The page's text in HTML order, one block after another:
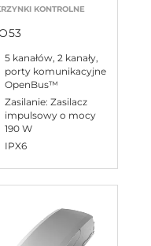
KONTROLNE
5 kanałów, 2 kanały,
porty komunikacyjne
OpenBus™
Zasilanie: Zasilacz
impulsowy o mocy
190 W
IPX6